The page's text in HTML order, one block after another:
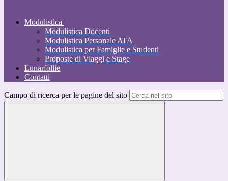
Modulistica
Modulistica Docenti
Modulistica Personale ATA
Modulistica per Famiglie e Studenti
Proposte di Viaggi e Stage
Lunarfollie
Contatti
Campo di ricerca per le pagine del sito